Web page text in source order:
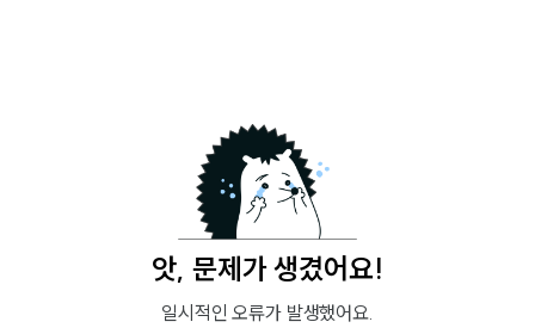
앗, 문제가 생겼어요!
일시적인 오류가 발생했어요.